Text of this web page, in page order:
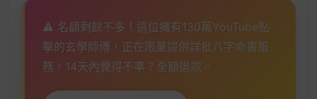
⚠️ 名額剩餘不多！這位擁有130萬YouTube點
擊的玄學師傅，正在限量提供詳批八字命書服
務。14天內覺得不準？全額退款。